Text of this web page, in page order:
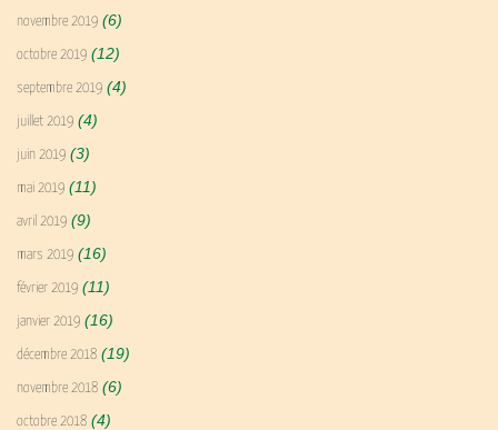
novembre 2019 (6)
octobre 2019 (12)
septembre 2019 (4)
juillet 2019 (4)
juin 2019 (3)
mai 2019 (11)
avril 2019 (9)
mars 2019 (16)
février 2019 (11)
janvier 2019 (16)
décembre 2018 (19)
novembre 2018 (6)
octobre 2018 (4)